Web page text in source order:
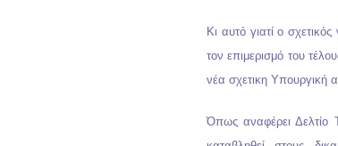
Κι αυτό γιατί ο
τον επιμερισμό του
νέα σχετικη Υπουργική
Όπως αναφέρει Δελτίο